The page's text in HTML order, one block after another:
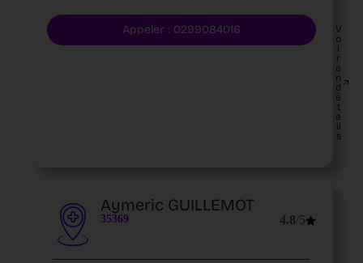
Appeler : 0299084016
V
o
i
r
e
n
d
é
t
a
il
s
Aymeric GUILLEMOT
35369 4.8/5